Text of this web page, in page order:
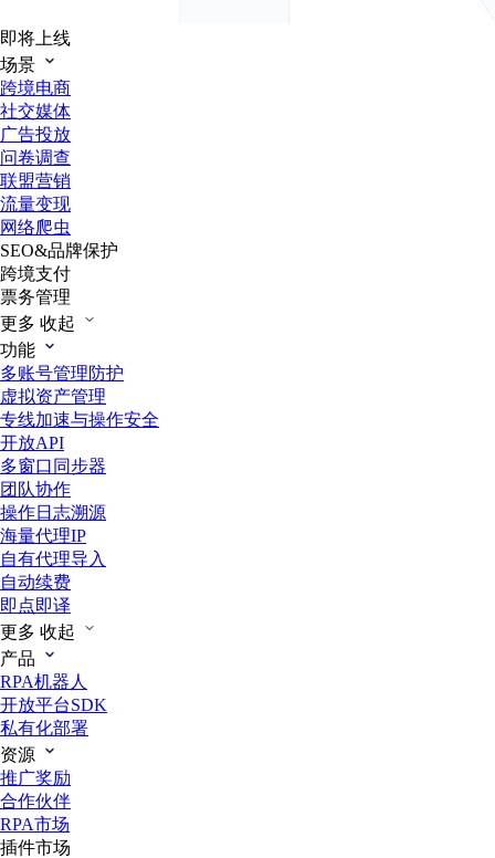
即将上线
场景
跨境电商
社交媒体
广告投放
问卷调查
联盟营销
流量变现
网络爬虫
SEO&品牌保护
跨境支付
票务管理
更多 收起
功能
多账号管理防护
虚拟资产管理
专线加速与操作安全
开放API
多窗口同步器
团队协作
操作日志溯源
海量代理IP
自有代理导入
自动续费
即点即译
更多 收起
产品
RPA机器人
开放平台SDK
私有化部署
资源
推广奖励
合作伙伴
RPA市场
插件市场